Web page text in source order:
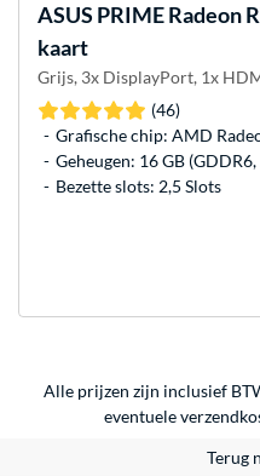
ASUS PRIME Radeon
kaart
Grijs, 3x DisplayPort, 1x
(46)
Grafische chip: AMD
Geheugen: 16 GB
Bezette slots: 2,5 Slots
Alle prijzen zijn inclusief
eventuele
Terug